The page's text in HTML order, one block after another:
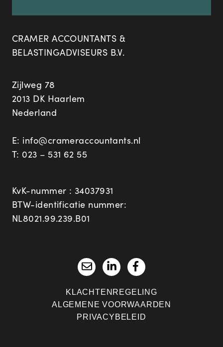
CRAMER ACCOUNTANTS &
BELASTINGADVISEURS B.V.
Zijlweg 78
2013 DK Haarlem
Nederland
E: info@crameraccountants.nl
T: 023 – 531 62 55
KvK-nummer : 34037931
BTW-identificatie nummer:
NL8021.99.239.B01
KLACHTENREGELING
ALGEMENE VOORWAARDEN
PRIVACYBELEID